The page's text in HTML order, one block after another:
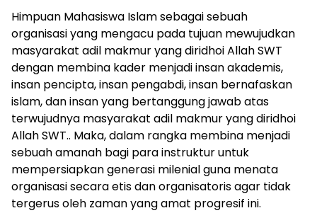
Himpuan Mahasiswa Islam sebagai sebuah
organisasi yang mengacu pada tujuan mewujudkan
masyarakat adil makmur yang diridhoi Allah SWT
dengan membina kader menjadi insan akademis,
insan pencipta, insan pengabdi, insan bernafaskan
islam, dan insan yang bertanggung jawab atas
terwujudnya masyarakat adil makmur yang diridhoi
Allah SWT.. Maka, dalam rangka membina menjadi
sebuah amanah bagi para instruktur untuk
mempersiapkan generasi milenial guna menata
organisasi secara etis dan organisatoris agar tidak
tergerus oleh zaman yang amat progresif ini.